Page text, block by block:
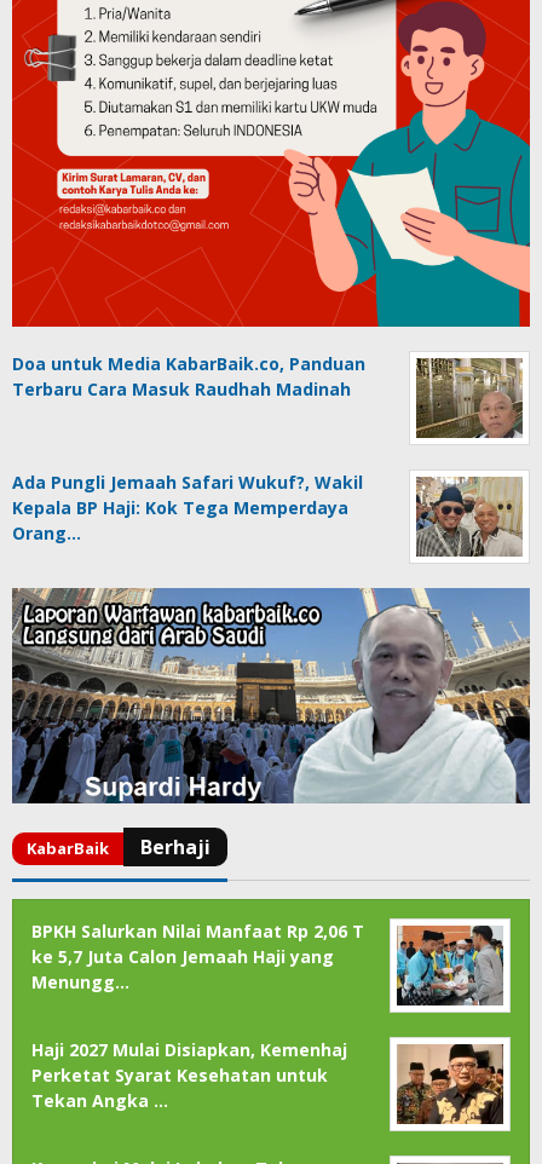
Doa untuk Media KabarBaik.co, Panduan
Terbaru Cara Masuk Raudhah Madinah
Ada Pungli Jemaah Safari Wukuf?, Wakil
Kepala BP Haji: Kok Tega Memperdaya
Orang…
BPKH Salurkan Nilai Manfaat Rp 2,06 T
ke 5,7 Juta Calon Jemaah Haji yang
Menungg…
Haji 2027 Mulai Disiapkan, Kemenhaj
Perketat Syarat Kesehatan untuk
Tekan Angka …